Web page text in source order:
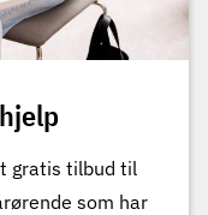
gratis tilbud til
som har